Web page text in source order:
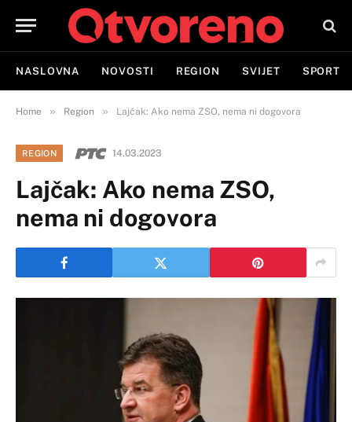
NASLOVNA NOVOSTI REGION SVIJET SPORT
Home » Region » Lajčak: Ako nema ZSO, nema ni dogovora
REGION 14.03.2023
Lajčak: Ako nema ZSO,
nema ni dogovora